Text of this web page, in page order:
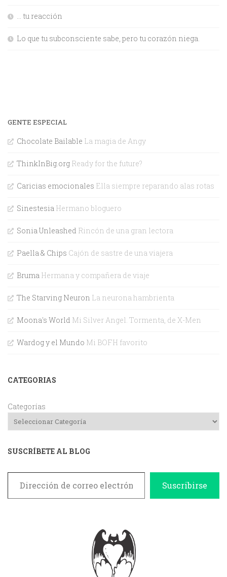
… tu reacción
Lo que tu subconsciente sabe, pero tu corazón niega.
GENTE ESPECIAL
Chocolate Bailable La magia de Angy
ThinkInBig.org Ready for the future?
Caricias emocionales Ella siempre reparando alas rotas
Sinestesia Hermano bloguero
Sonia Unleashed Rincón de una gran lectora
Paella & Chips Cajón de sastre de una viajera
Bruma Hermana y compañera de viaje
The Starving Neuron La neurona hambrienta
Moona's World Mi Silver Angel. Tormenta, de X-Men
Wardog y el Mundo Mi BOFH favorito
CATEGORIAS
Categorías
SUSCRÍBETE AL BLOG
Dirección de correo electrónico
Suscribirse